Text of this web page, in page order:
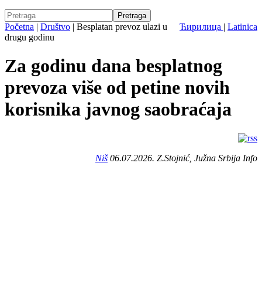
Ћирилица | Latinica
Početna | Društvo | Besplatan prevoz ulazi u
drugu godinu
Za godinu dana besplatnog
prevoza više od petine novih
korisnika javnog saobraćaja
Niš06.07.2026. Z.Stojnić, Južna Srbija Info